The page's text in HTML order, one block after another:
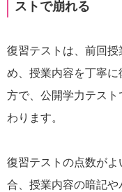
ストで崩れる
復習テストは、前回
め、授業内容を丁寧
方で、公開学力テス
わります。
復習テストの点数が
合、授業内容の暗記